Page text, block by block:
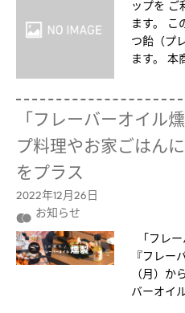
ップを ご
ます。 こ
つ飴（プ
ます。 本
「フレーバーオイル
プ料理やお家ごはん
をプラス
2022年12月26日
お知らせ
「フレー
『フレー
（月）
バーオイ